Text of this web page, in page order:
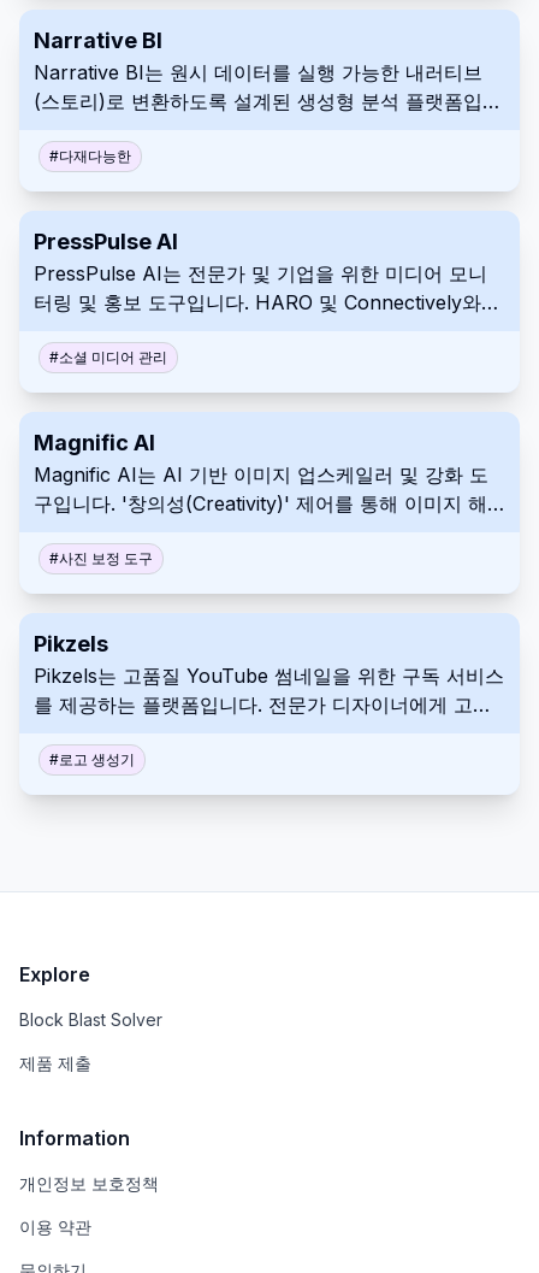
Narrative BI
Narrative BI는 원시 데이터를 실행 가능한 내러티브
(스토리)로 변환하도록 설계된 생성형 분석 플랫폼입니
인사이트를 제공합니다. 이 플랫폼은 사용자가 데이터
기반 의사결정을 내리고 성과를 개선하도록 돕습니다.
#다재다능한
PressPulse AI
PressPulse AI는 전문가 및 기업을 위한 미디어 모니
터링 및 홍보 도구입니다. HARO 및 Connectively와
플랫폼은 AI 기반 초안 작성 지원을 제공하여 사용자가
최고의 출판물에 소개될 수 있도록 돕습니다.
#소셜 미디어 관리
Magnific AI
Magnific AI는 AI 기반 이미지 업스케일러 및 강화 도
구입니다. '창의성(Creativity)' 제어를 통해 이미지 해
있습니다. 이 도구는 고품질 이미지 확대를 필요로 하는
전문가 및 애호가에게 이상적입니다.
#사진 보정 도구
Pikzels
Pikzels는 고품질 YouTube 썸네일을 위한 구독 서비스
를 제공하는 플랫폼입니다. 전문가 디자이너에게 고정
스는 전문적인 비디오 썸네일을 얻는 과정을 단순화하
고 가속화하는 것을 목표로 합니다.
#로고 생성기
Explore
Block Blast Solver
제품 제출
Information
개인정보 보호정책
이용 약관